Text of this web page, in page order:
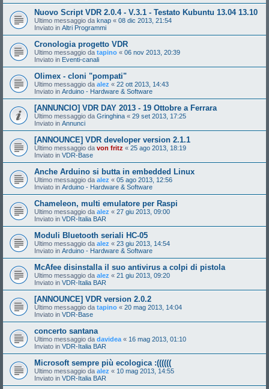
Nuovo Script VDR 2.0.4 - V.3.1 - Testato Kubuntu 13.04 13.10
Ultimo messaggio da knap « 08 dic 2013, 21:54
Inviato in Altri Programmi
Cronologia progetto VDR
Ultimo messaggio da tapino « 06 nov 2013, 20:39
Inviato in Eventi-canali
Olimex - cloni "pompati"
Ultimo messaggio da alez « 22 ott 2013, 14:43
Inviato in Arduino - Hardware & Software
[ANNUNCIO] VDR DAY 2013 - 19 Ottobre a Ferrara
Ultimo messaggio da Gringhina « 29 set 2013, 17:25
Inviato in Annunci
[ANNOUNCE] VDR developer version 2.1.1
Ultimo messaggio da von fritz « 25 ago 2013, 18:19
Inviato in VDR-Base
Anche Arduino si butta in embedded Linux
Ultimo messaggio da alez « 05 ago 2013, 12:56
Inviato in Arduino - Hardware & Software
Chameleon, multi emulatore per Raspi
Ultimo messaggio da alez « 27 giu 2013, 09:00
Inviato in VDR-Italia BAR
Moduli Bluetooth seriali HC-05
Ultimo messaggio da alez « 23 giu 2013, 14:54
Inviato in Arduino - Hardware & Software
McAfee disinstalla il suo antivirus a colpi di pistola
Ultimo messaggio da alez « 21 giu 2013, 09:20
Inviato in VDR-Italia BAR
[ANNOUNCE] VDR version 2.0.2
Ultimo messaggio da tapino « 20 mag 2013, 14:04
Inviato in VDR-Base
concerto santana
Ultimo messaggio da davidea « 16 mag 2013, 01:10
Inviato in VDR-Italia BAR
Microsoft sempre più ecologica :((((((
Ultimo messaggio da alez « 10 mag 2013, 14:55
Inviato in VDR-Italia BAR